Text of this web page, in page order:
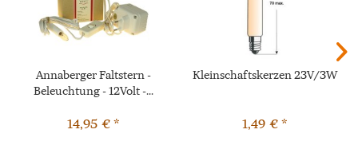
Annaberger Faltstern -
Beleuchtung - 12Volt -...
14,95 € *
Kleinschaftskerzen 23V/3W
1,49 € *